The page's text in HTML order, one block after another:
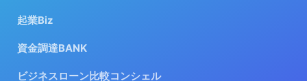
起業Biz
資金調達BANK
ビジネスローン比較コンシェル